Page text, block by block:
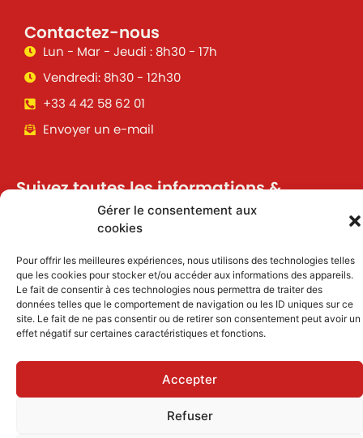
Gérer le consentement aux
cookies
Pour offrir les meilleures expériences, nous utilisons des technologies telles
que les cookies pour stocker et/ou accéder aux informations des appareils.
Le fait de consentir à ces technologies nous permettra de traiter des
données telles que le comportement de navigation ou les ID uniques sur ce
site. Le fait de ne pas consentir ou de retirer son consentement peut avoir un
effet négatif sur certaines caractéristiques et fonctions.
Accepter
Refuser
Contactez-nous
Lun - Mar - Jeudi : 8h30 - 17h
Vendredi: 8h30 - 12h30
+33 4 42 58 62 01
Envoyer un e-mail
Suivez toutes les informations &
actualités de votre ville !
J'accepte de recevoir des informations et
actualités par email
Inscription
Mentions légales|Politique des cookies